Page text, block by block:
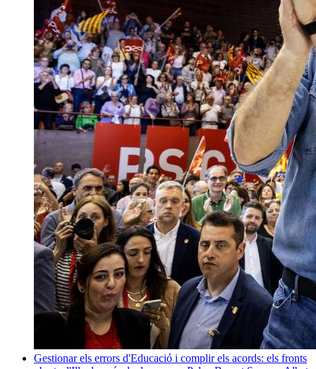
Gestionar els errors d'Educació i complir els acords: els fronts